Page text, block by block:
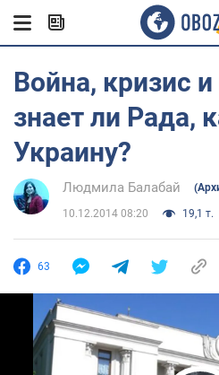
Война, кризис
знает ли Рада,
Украину?
Людмила Балабай
10.12.2014 08:20 19,1 т.
63